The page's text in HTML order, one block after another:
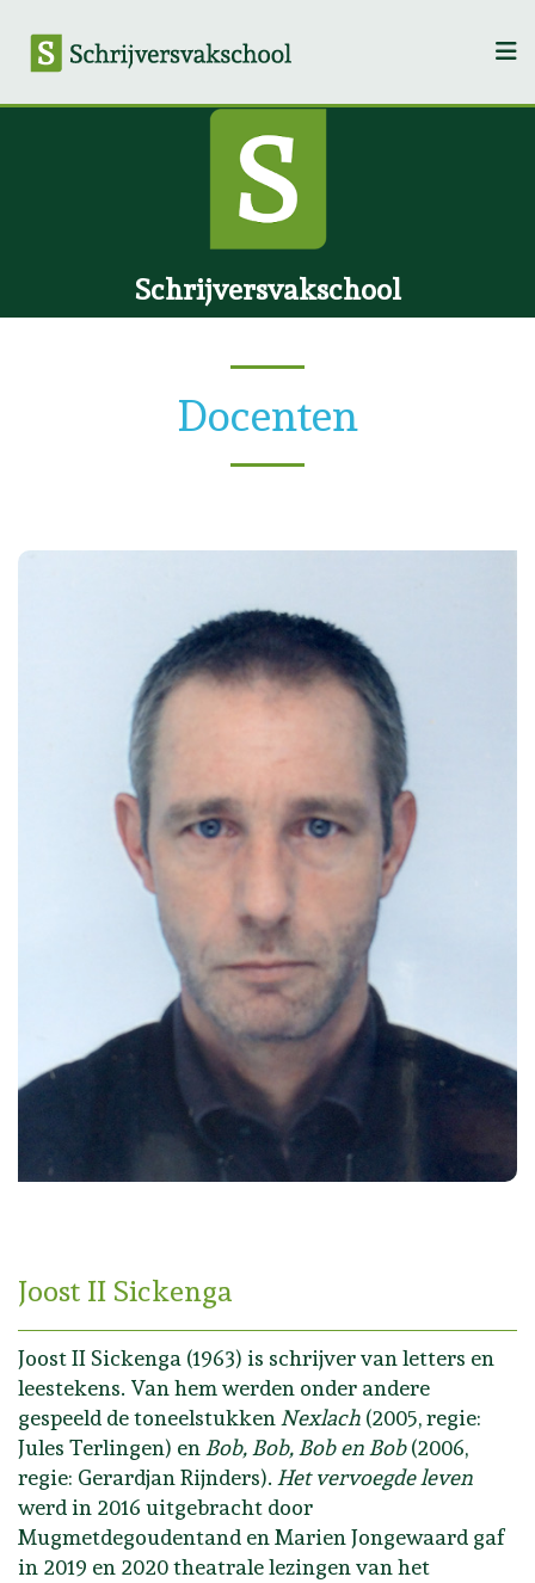
Schrijversvakschool
Docenten
Joost II Sickenga
Joost II Sickenga (1963) is schrijver van letters en
leestekens. Van hem werden onder andere
gespeeld de toneelstukkenNexlach (2005, regie:
Jules Terlingen) enBob, Bob, Bob en Bob(2006,
regie: Gerardjan Rijnders). Het vervoegde leven
werd in 2016 uitgebracht door
Mugmetdegoudentand en Marien Jongewaard gaf
in 2019 en 2020 theatrale lezingen van het